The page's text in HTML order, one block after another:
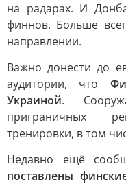
на радарах. И
финнов. Больше
направлении.
Важно донести до
аудитории, что
Украиной.
приграничных
тренировки, в том
Недавно ещё
поставлены